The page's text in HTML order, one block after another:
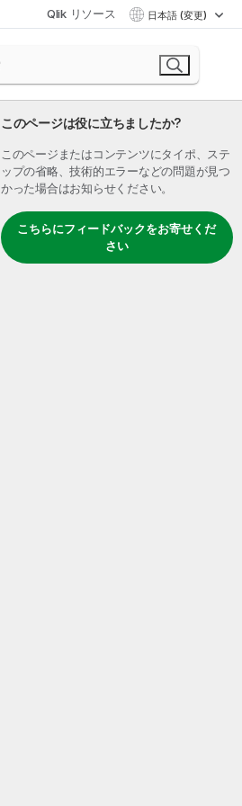
Qlik リソース 日本語 (変更)
このページは役に立ちましたか?
このページまたはコンテンツにタイポ、ステ
ップの省略、技術的エラーなどの問題が見つ
かった場合はお知らせください。
こちらにフィードバックをお寄せくだ
さい